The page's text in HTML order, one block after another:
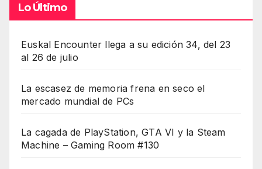
Lo Último
Euskal Encounter llega a su edición 34, del 23
al 26 de julio
La escasez de memoria frena en seco el
mercado mundial de PCs
La cagada de PlayStation, GTA VI y la Steam
Machine – Gaming Room #130